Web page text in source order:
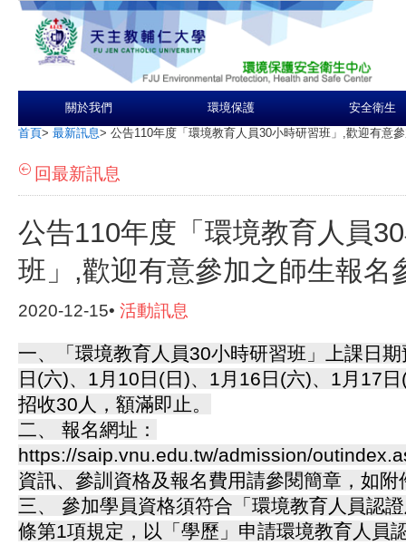
關於我們 環境保護 安全衛生
首頁> 最新訊息> 公告110年度「環境教育人員30小時研習班」,歡迎有意
回最新訊息
公告110年度「環境教育人員
班」,歡迎有意參加之師生報名
2020-12-15• 活動訊息
一、「環境教育人員30小時研習班」上課日
日(六)、1月10日(日)、1月16日(六)、1月17
招收30人，額滿即止。
二、 報名網址：
https://saip.vnu.edu.tw/admission/
資訊、參訓資格及報名費用請參閱簡章，如附
三、 參加學員資格須符合「環境教育人員認
條第1項規定，以「學歷」申請環境教育人員